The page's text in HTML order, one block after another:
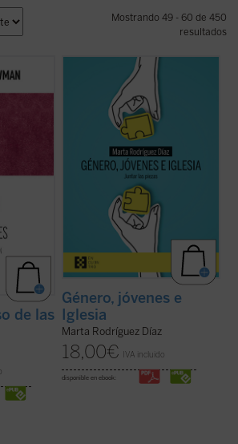
Mostrando 49 - 60 de 450
resultados
el libro
de los
el ser y
las
de las
Alrededor del género se ha abierto una
enorme brecha que separa a padres e
hijos, nietos y abuelos. No hay quien se
entienda y se escuche. En las familias es
motivo de disputa, los hijos no se sienten
acogidos y los padres se frustran ante
(ver ficha)
Género, jóvenes e
Iglesia
Marta Rodríguez Díaz
18,00€ IVA incluido
disponible en ebook: